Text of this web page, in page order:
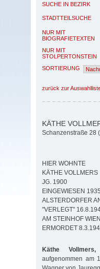
SUCHE IN BEZIRK
STADTTEILSUCHE
NUR MIT
BIOGRAFIETEXTEN
NUR MIT
STOLPERTONSTEIN
SORTIERUNG
zurück zur
KÄTHE
Schanzenstraße 28
HIER WOHNTE
KÄTHE VOLLMERS
JG. 1900
EINGEWIESEN 1935
ALSTERDORFER
"VERLEGT"
AM STEINHOF WIEN
ERMORDET
Käthe Vollmers,
aufgenommen am